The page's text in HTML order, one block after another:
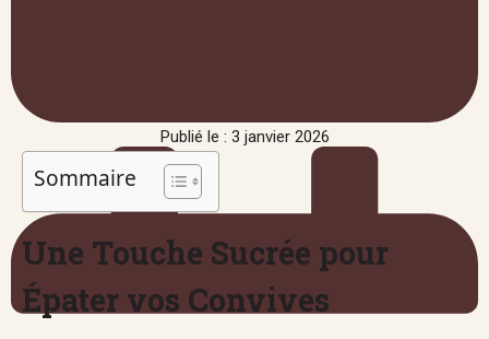
Publié le : 3 janvier 2026
Sommaire
Une Touche Sucrée pour
Épater vos Convives